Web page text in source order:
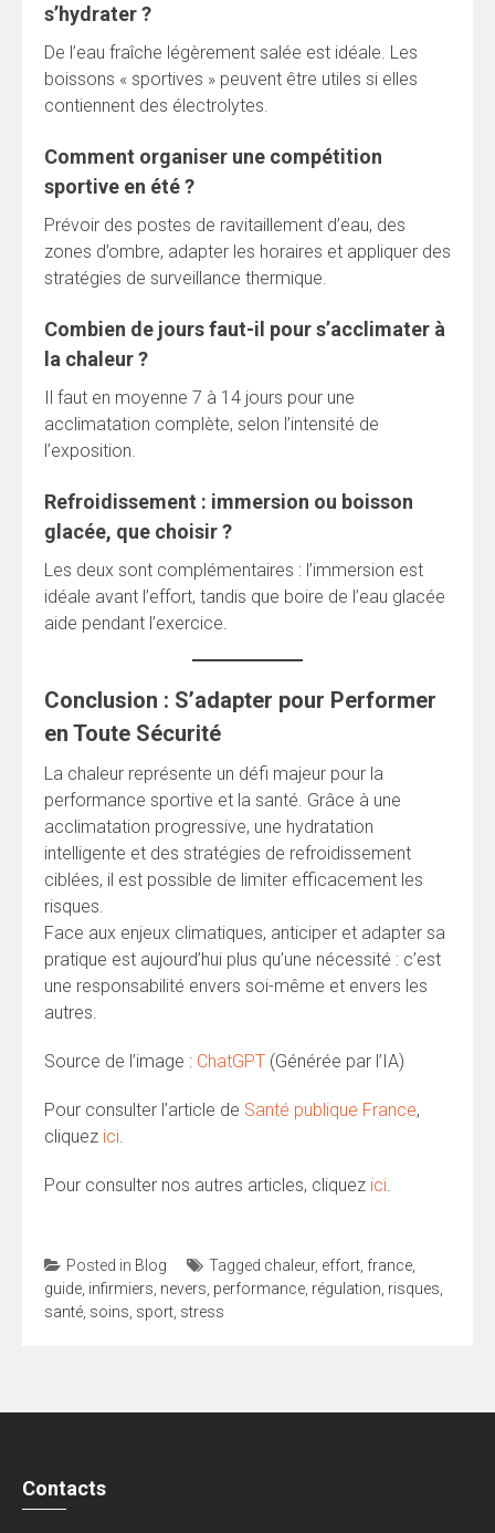
s’hydrater ?
De l’eau fraîche légèrement salée est idéale. Les
boissons « sportives » peuvent être utiles si elles
contiennent des électrolytes.
Comment organiser une compétition
sportive en été ?
Prévoir des postes de ravitaillement d’eau, des
zones d’ombre, adapter les horaires et appliquer des
stratégies de surveillance thermique.
Combien de jours faut-il pour s’acclimater à
la chaleur ?
Il faut en moyenne 7 à 14 jours pour une
acclimatation complète, selon l’intensité de
l’exposition.
Refroidissement : immersion ou boisson
glacée, que choisir ?
Les deux sont complémentaires : l’immersion est
idéale avant l’effort, tandis que boire de l’eau glacée
aide pendant l’exercice.
Conclusion : S’adapter pour Performer
en Toute Sécurité
La chaleur représente un défi majeur pour la
performance sportive et la santé. Grâce à une
acclimatation progressive, une hydratation
intelligente et des stratégies de refroidissement
ciblées, il est possible de limiter efficacement les
risques.
Face aux enjeux climatiques, anticiper et adapter sa
pratique est aujourd’hui plus qu’une nécessité : c’est
une responsabilité envers soi-même et envers les
autres.
Source de l’image : ChatGPT (Générée par l’IA)
Pour consulter l’article de Santé publique France,
cliquez ici
Pour consulter nos autres articles, cliquez ici
Posted in Blog Tagged chaleur, effort france
guide infirmiers nevers performance régulation risques
santé soins sport stress
Contacts